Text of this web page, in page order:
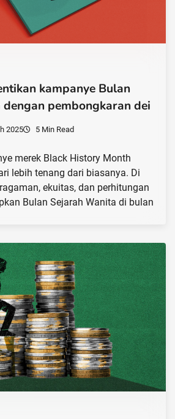
kampanye Bulan
pembongkaran dei
2025 5 Min Read
merek Black History Month
lebih tenang dari biasanya. Di
ekuitas, dan perhitungan
Bulan Sejarah Wanita di bulan